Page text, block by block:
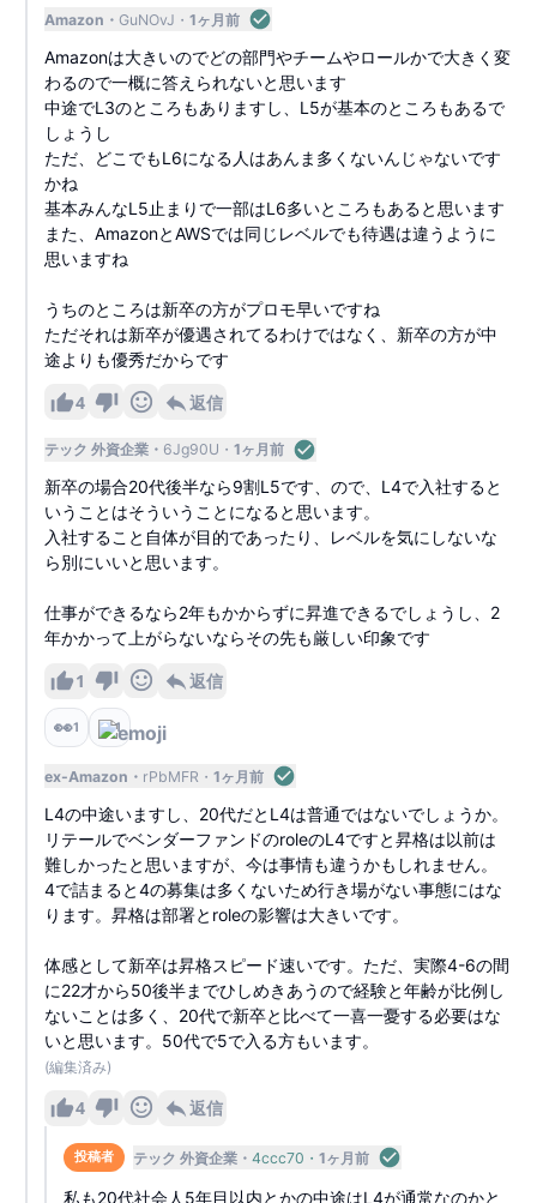
Amazon GuNOvJ 1ヶ月前
Amazonは大きいのでどの部門やチームやロールかで大きく変
わるので一概に答えられないと思います
中途でL3のところもありますし、L5が基本のところもあるで
しょうし
ただ、どこでもL6になる人はあんま多くないんじゃないです
かね
基本みんなL5止まりで一部はL6多いところもあると思います
また、AmazonとAWSでは同じレベルでも待遇は違うように
思いますね
うちのところは新卒の方がプロモ早いですね
ただそれは新卒が優遇されてるわけではなく、新卒の方が中
途よりも優秀だからです
4 返信
テック 外資企業 6Jg90U 1ヶ月前
新卒の場合20代後半なら9割L5です、ので、L4で入社すると
いうことはそういうことになると思います。
入社すること自体が目的であったり、レベルを気にしないな
ら別にいいと思います。
仕事ができるなら2年もかからずに昇進できるでしょうし、2
年かかって上がらないならその先も厳しい印象です
1 返信
👀1 1
ex-Amazon rPbMFR 1ヶ月前
L4の中途いますし、20代だとL4は普通ではないでしょうか。
リテールでベンダーファンドのroleのL4ですと昇格は以前は
難しかったと思いますが、今は事情も違うかもしれません。
4で詰まると4の募集は多くないため行き場がない事態にはな
ります。昇格は部署とroleの影響は大きいです。
体感として新卒は昇格スピード速いです。ただ、実際4-6の間
に22才から50後半までひしめきあうので経験と年齢が比例し
ないことは多く、20代で新卒と比べて一喜一憂する必要はな
いと思います。50代で5で入る方もいます。
(編集済み)
4 返信
投稿者 テック 外資企業 4ccc70 1ヶ月前
私も20代社会人5年目以内とかの中途はL4が通常なのかと